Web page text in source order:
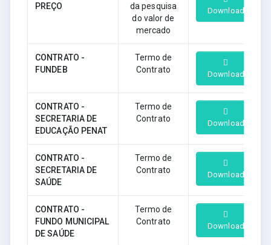
PREÇO
da pesquisa
do valor de
mercado
Download
CONTRATO -
FUNDEB
Termo de
Contrato
Download
CONTRATO -
SECRETARIA DE
EDUCAÇÃO PENAT
Termo de
Contrato
Download
CONTRATO -
SECRETARIA DE
SAÚDE
Termo de
Contrato
Download
CONTRATO -
FUNDO MUNICIPAL
DE SAÚDE
Termo de
Contrato
Download